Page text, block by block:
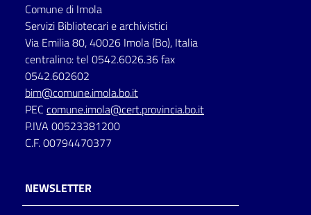
Seguici
su
Comune di Imola
Servizi Bibliotecari e archivistici
Via Emilia 80, 40026 Imola (Bo), Italia
centralino: tel 0542.6026.36 fax
0542.602602
bim@comune.imola.bo.it
PEC comune.imola@cert.provincia.bo.it
P.IVA 00523381200
C.F. 00794470377
NEWSLETTER